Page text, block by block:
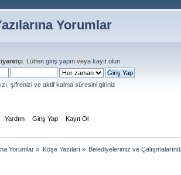
Yorumlar
. Lütfen giriş yapın veya kayıt olun
şifrenizi ve aktif kalma süresini giriniz
Yardım Giriş Yap Kayıt Ol
Yorumlar » Köşe Yazıları » Belediyelerimiz ve